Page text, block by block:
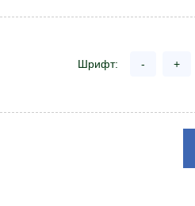
Шрифт: - +